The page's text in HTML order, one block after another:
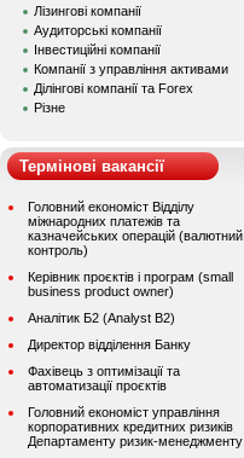
Лізингові компанії
Аудиторські компанії
Інвестиційні компанії
Компанії з управління активами
Ділінгові компанії та Forex
Різне
Термінові вакансії
Головний економіст Відділу
міжнародних платежів та
казначейських операцій (валютний
контроль)
Керівник проєктів і програм (small
business product owner)
Аналітик Б2 (Analyst B2)
Директор відділення Банку
Фахівець з оптимізації та
автоматизації проєктів
Головний економіст управління
корпоративних кредитних ризиків
Департаменту ризик-менеджменту